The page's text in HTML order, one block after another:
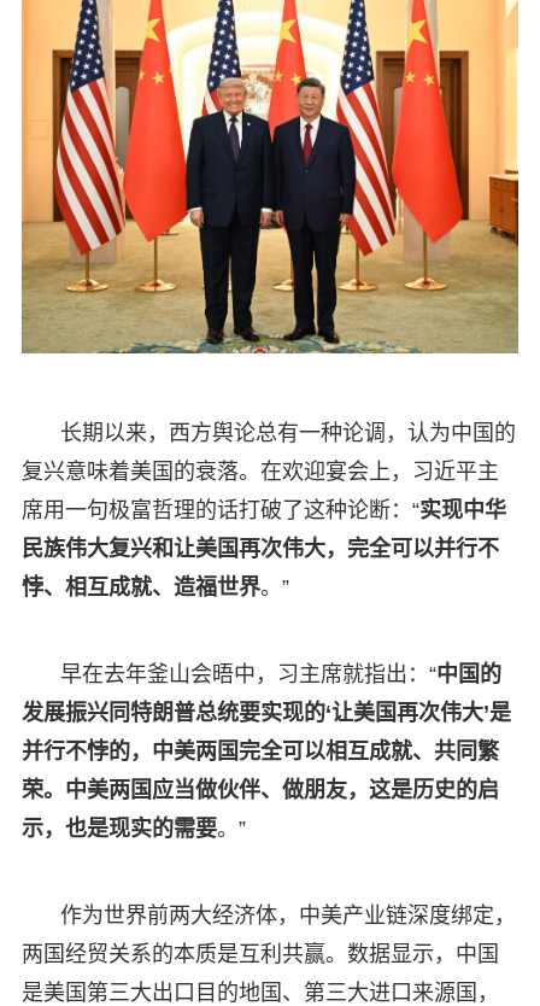
长期以来，西方舆论总有一种论调，认为中国的
复兴意味着美国的衰落。在欢迎宴会上，习近平主
席用一句极富哲理的话打破了这种论断：“实现中华
民族伟大复兴和让美国再次伟大，完全可以并行不
悖、相互成就、造福世界。”
早在去年釜山会晤中，习主席就指出：“中国的
发展振兴同特朗普总统要实现的‘让美国再次伟大’是
并行不悖的，中美两国完全可以相互成就、共同繁
荣。中美两国应当做伙伴、做朋友，这是历史的启
示，也是现实的需要。”
作为世界前两大经济体，中美产业链深度绑定，
两国经贸关系的本质是互利共赢。数据显示，中国
是美国第三大出口目的地国、第三大进口来源国，